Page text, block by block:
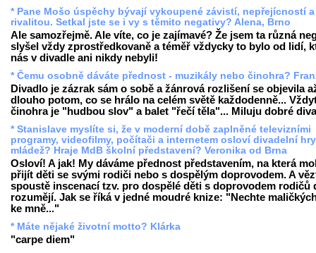
* Pane Mošo úspěchy bývají vykoupené závistí, nepřejícností a
rivalitou. Setkal jste se i vy s těmito negativy? Alena, Brno
Ale samozřejmě. Ale víte, co je zajímavé? Že jsem ta různá
slyšel vždy zprostředkovaně a téměř vždycky to bylo od lidí,
nás v divadle ani nikdy nebyli!
* Čemu osobně dáváte přednost - muzikály nebo činohra?
Divadlo je zázrak sám o sobě a žánrová rozlišení se objevila
dlouho potom, co se hrálo na celém světě každodenně...
činohra je "hudbou slov" a balet "řečí těla"... Miluju dobré
* Stanislave myslíte si, že v moderní době zaplněné televizními
programy, videofilmy, počítači a internetem osloví divadelní
mládež? Hraje MdB školní představení? Veronika od Brna
Osloví! A jak! My dáváme přednost představením, na která
přijít děti se svými rodiči nebo s dospělým doprovodem. A
spoustě inscenací tzv. pro dospělé děti s doprovodem rodičů
rozumějí. Jak se říká v jedné moudré knize: "Nechte
ke mně..."
* Máte nějaké životní motto? Klárka
"carpe diem"